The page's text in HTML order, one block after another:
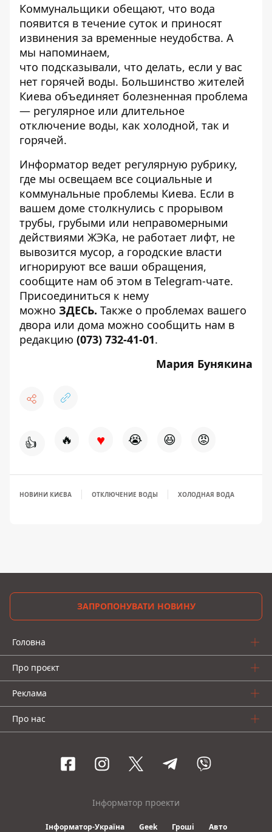
Коммунальщики обещают, что вода
появится в течение суток и приносят
извинения за временные неудобства. А
мы напоминаем,
что подсказывали, что делать, если у вас
нет горячей воды. Большинство жителей
Киева объединяет болезненная проблема
— регулярное или длительное
отключение воды, как холодной, так и
горячей.
Информатор ведет регулярную рубрику,
где мы освещаем все социальные и
коммунальные проблемы Киева. Если в
вашем доме столкнулись с прорывом
трубы, грубыми или неправомерными
действиями ЖЭКа, не работает лифт, не
вывозится мусор, а городские власти
игнорируют все ваши обращения,
сообщите нам об этом в Telegram-чате.
Присоединиться к нему
можно ЗДЕСЬ. Также о проблемах вашего
двора или дома можно сообщить нам в
редакцию (073) 732-41-01.
Мария Бунякина
👍 🔥 ♥ 😭 😆 😡
НОВИНИ КИЄВА ОТКЛЮЧЕНИЕ ВОДЫ ХОЛОДНАЯ ВОДА
ЗАПРОПОНУВАТИ НОВИНУ
Головна
Про проєкт
Реклама
Про нас
Інформатор проекти
Інформатор-Україна Geek Гроші Авто